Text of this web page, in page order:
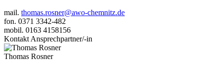
mail. thomas.rosner@awo-chemnitz.de
fon. 0371 3342-482
mobil. 0163 4158156
Kontakt Ansprechpartner/-in
Thomas Rosner